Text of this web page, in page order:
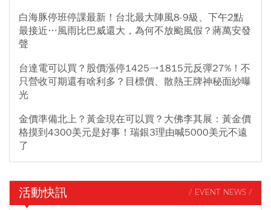
白海豚停班停課最新！台北最大陣風8-9級、下午2點
最接近…風雨比巴威還大，為何不放颱風假？蔣萬安發
聲
台達電可以買？股價漲停1425→1815元反彈27%！不
只營收可期還有啥利多？目標價、散熱王牌神秘面紗曝
光
金價準備北上？黃金現在可以買？大佛李其展：黃金價
格摸到4300美元是好事！瑞銀3理由喊5000美元不遠
了
活動快訊 / EVENT NEWS /